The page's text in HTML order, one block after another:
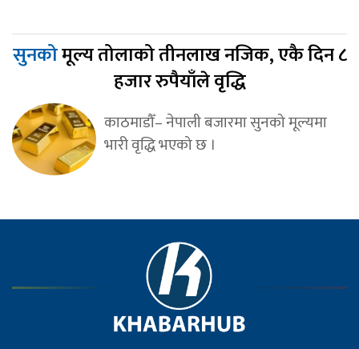
सुनकोमूल्य तोलाको तीनलाख नजिक, एकै दिन ८
हजार रुपैयाँले वृद्धि
काठमाडौँ– नेपाली बजारमा सुनको मूल्यमा
भारी वृद्धि भएको छ ।